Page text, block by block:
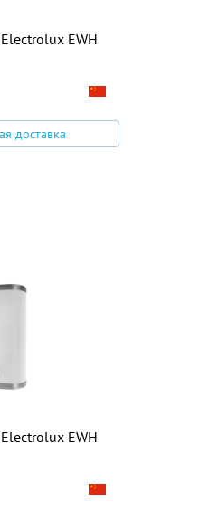
EWH
доставка
EWH